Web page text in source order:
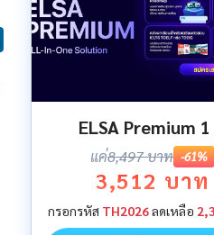
ELSA Premium
แค่8,497 บาท -61%
3,512 บาท
กรอกรหัส TH2026ลดเหลือ